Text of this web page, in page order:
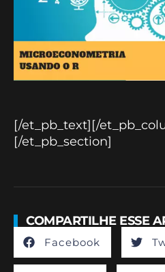
[/et_pb_text][/
[/et_pb_section]
COMPARTILHE ESSE
Facebook